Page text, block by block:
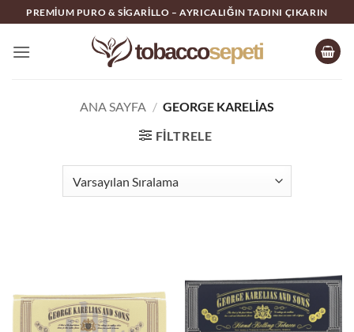
İçeriğe
atla
PREMIUM PURO & SIGARILLO – AYRICALIĞIN TADINI ÇIKARIN
ANA SAYFA / GEORGE KARELIAS
FILTRELE